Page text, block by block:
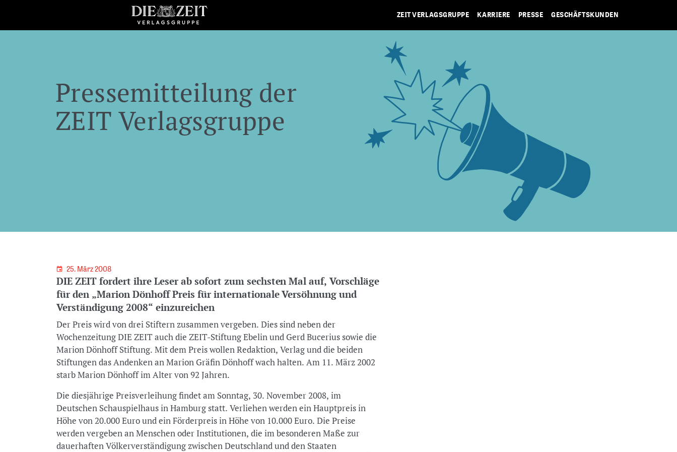
ZEIT VERLAGSGRUPPE KARRIERE PRESSE GESCHÄFTSKUNDEN
Pressemitteilung der
ZEIT Verlagsgruppe
25. März 2008
DIE ZEIT fordert ihre Leser ab sofort zum sechsten Mal auf, Vorschläge
für den „Marion Dönhoff Preis für internationale Versöhnung und
Verständigung 2008“ einzureichen
Der Preis wird von drei Stiftern zusammen vergeben. Dies sind neben der
Wochenzeitung DIE ZEIT auch die ZEIT-Stiftung Ebelin und Gerd Bucerius sowie die
Marion Dönhoff Stiftung. Mit dem Preis wollen Redaktion, Verlag und die beiden
Stiftungen das Andenken an Marion Gräfin Dönhoff wach halten. Am 11. März 2002
starb Marion Dönhoff im Alter von 92 Jahren.
Die diesjährige Preisverleihung findet am Sonntag, 30. November 2008, im
Deutschen Schauspielhaus in Hamburg statt. Verliehen werden ein Hauptpreis in
Höhe von 20.000 Euro und ein Förderpreis in Höhe von 10.000 Euro. Die Preise
werden vergeben an Menschen oder Institutionen, die im besonderen Maße zur
dauerhaften Völkerverständigung zwischen Deutschland und den Staaten